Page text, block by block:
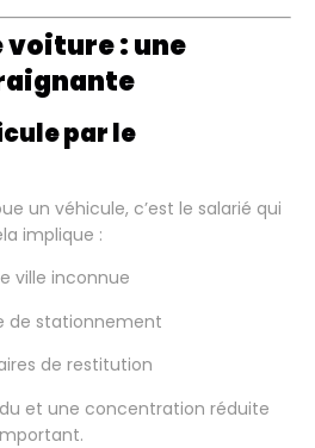
voiture : une
par le
un véhicule, c’est le salarié qui
implique :
ville inconnue
de stationnement
de restitution
et une concentration réduite